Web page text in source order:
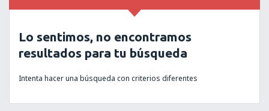
Lo sentimos, no encontramos
resultados para tu búsqueda
Intenta hacer una búsqueda con criterios diferentes